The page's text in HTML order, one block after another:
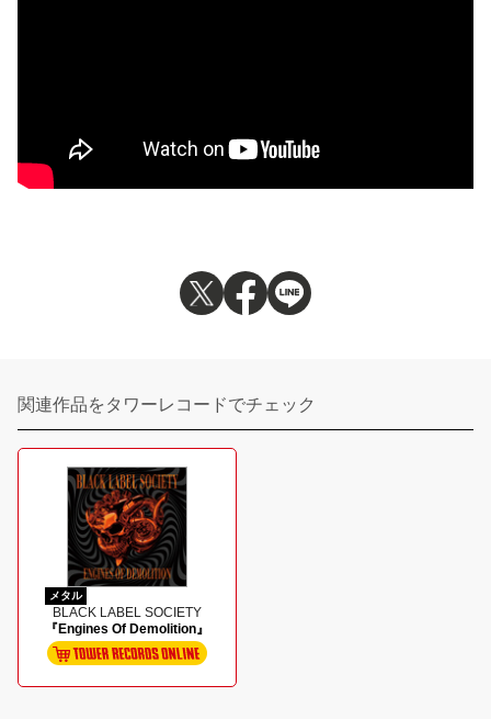
関連作品をタワーレコードでチェック
メタル
BLACK LABEL SOCIETY
『Engines Of Demolition』